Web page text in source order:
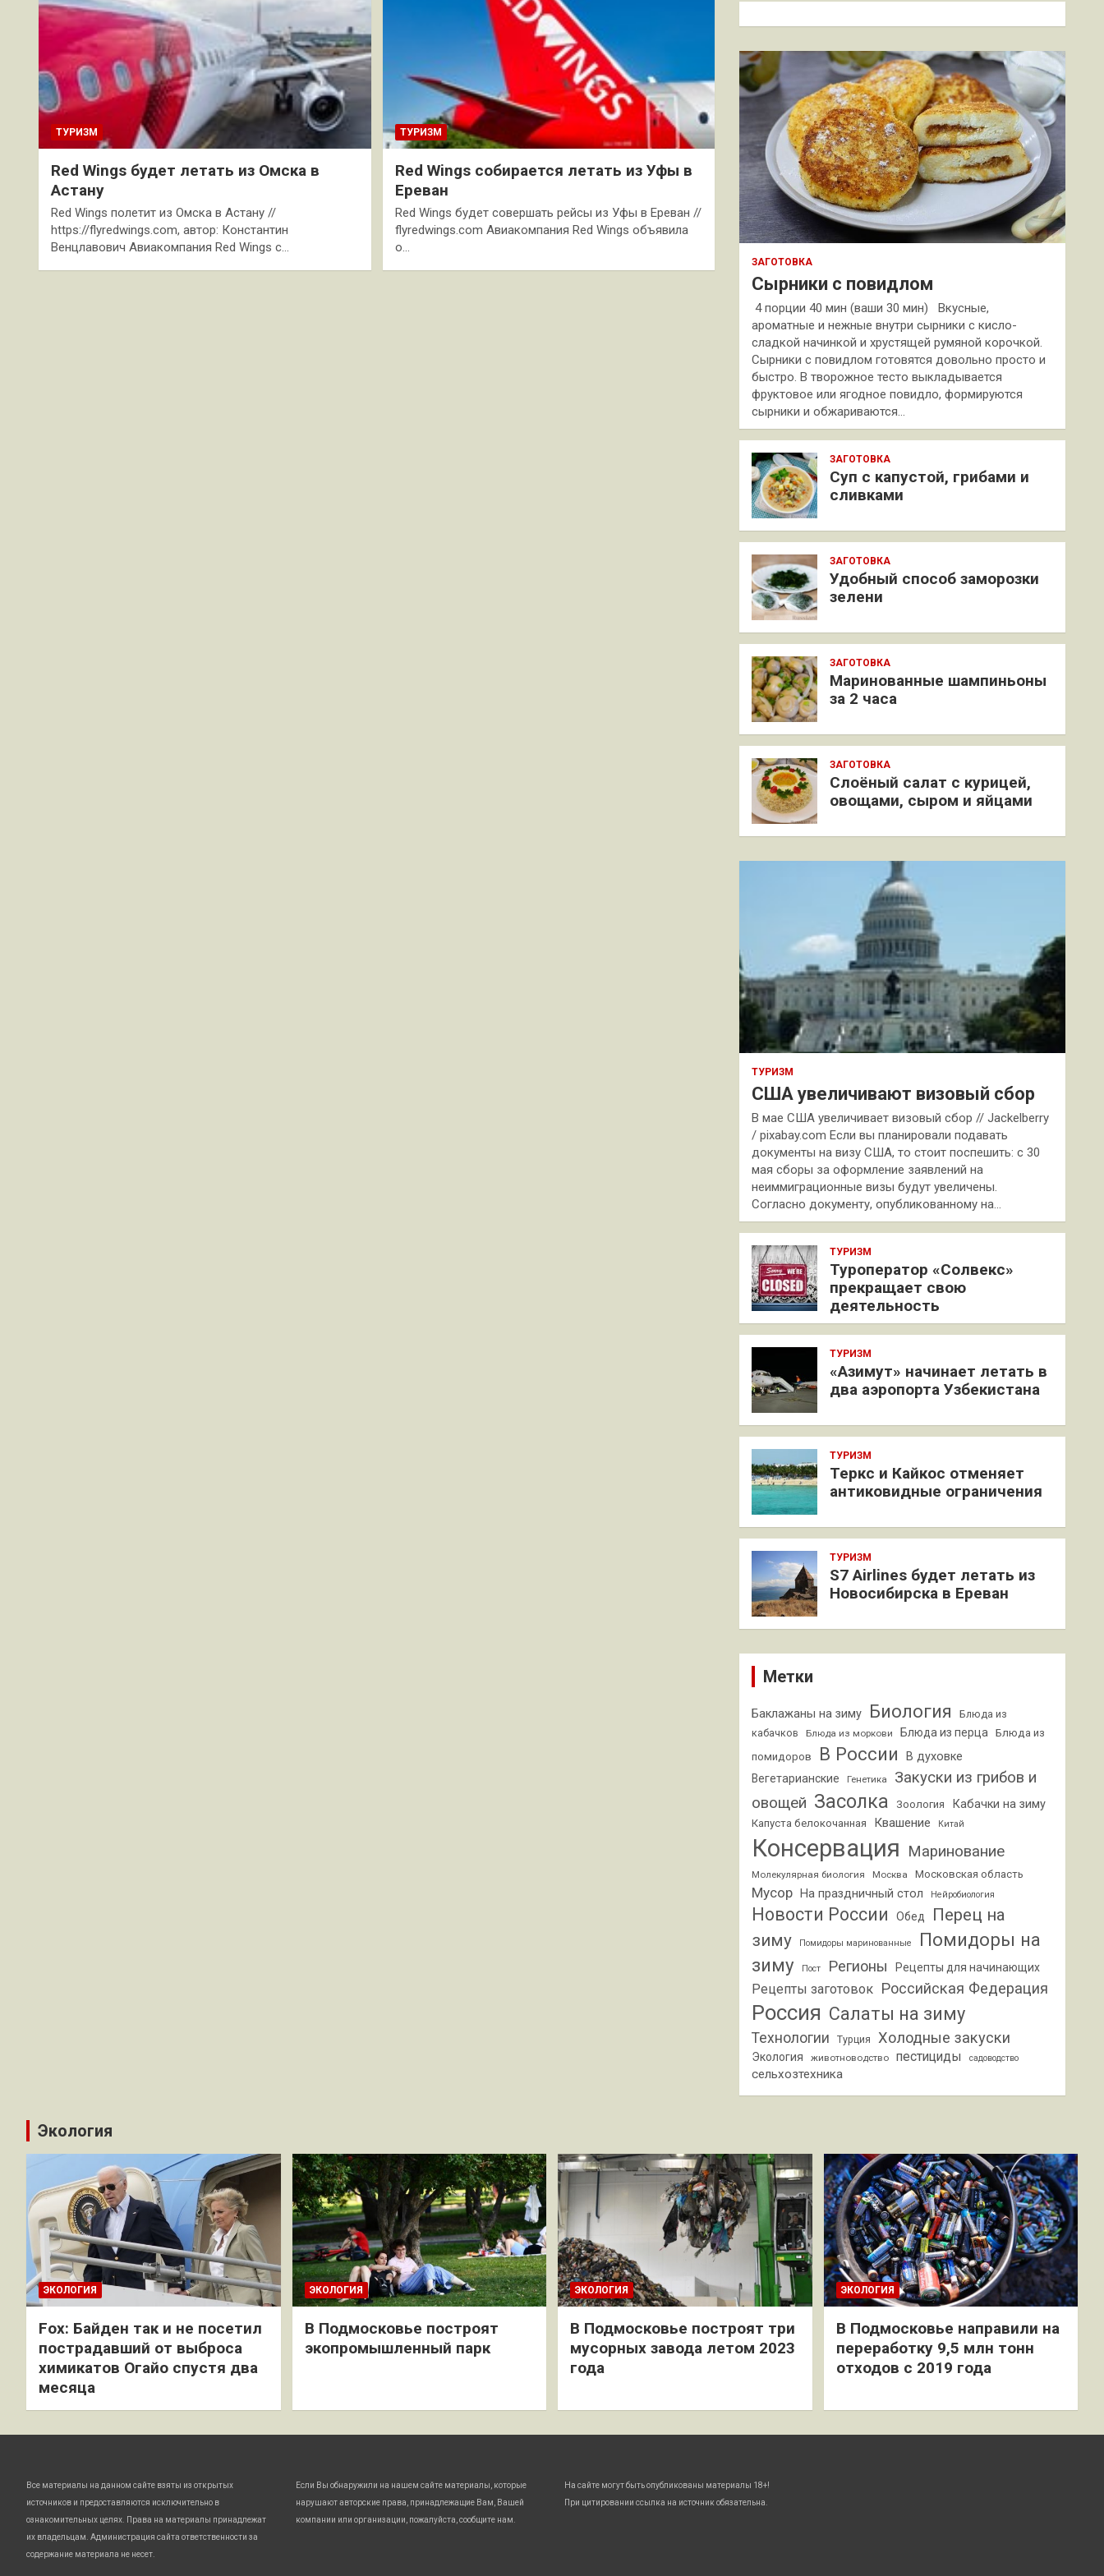
ТУРИЗМ
Red Wings будет летать из Омска в
Астану
Red Wings полетит из Омска в Астану //
https://flyredwings.com, автор: Константин
Венцлавович Авиакомпания Red Wings с…
ТУРИЗМ
Red Wings собирается летать из Уфы в
Ереван
Red Wings будет совершать рейсы из Уфы в Ереван //
flyredwings.com Авиакомпания Red Wings объявила
о…
к
ЗАГОТОВКА
Сырники с повидлом
4 порции 40 мин (ваши 30 мин) Вкусные,
ароматные и нежные внутри сырники с кисло-
сладкой начинкой и хрустящей румяной корочкой.
Сырники с повидлом готовятся довольно просто и
быстро. В творожное тесто выкладывается
фруктовое или ягодное повидло, формируются
сырники и обжариваются…
ЗАГОТОВКА
Суп с капустой, грибами и
сливками
ЗАГОТОВКА
Удобный способ заморозки
зелени
ЗАГОТОВКА
Маринованные шампиньоны
за 2 часа
ЗАГОТОВКА
Слоёный салат с курицей,
овощами, сыром и яйцами
ТУРИЗМ
США увеличивают визовый сбор
В мае США увеличивает визовый сбор // Jackelberry
/ pixabay.com Если вы планировали подавать
документы на визу США, то стоит поспешить: с 30
мая сборы за оформление заявлений на
неиммиграционные визы будут увеличены.
Согласно документу, опубликованному на…
ТУРИЗМ
Туроператор «Солвекс»
прекращает свою
деятельность
ТУРИЗМ
«Азимут» начинает летать в
два аэропорта Узбекистана
ТУРИЗМ
Теркс и Кайкос отменяет
антиковидные ограничения
ТУРИЗМ
S7 Airlines будет летать из
Новосибирска в Ереван
Метки
Баклажаны на зиму Биология
Блюда из
кабачков
Блюда из моркови Блюда из перца
Блюда из
помидоров
В России В духовке
Вегетарианские Генетика
Закуски из грибов и
овощей Засолка Зоология Кабачки на зиму
Капуста белокочанная Квашение Китай
Консервация Маринование
Молекулярная биология Москва Московская область
Мусор На праздничный стол Нейробиология
Новости России Обед
Перец на
зиму
Помидоры маринованные
Помидоры на
зиму
Пост Регионы Рецепты для начинающих
Рецепты заготовок Российская Федерация
Россия Салаты на зиму
Технологии Турция Холодные закуски
Экология животноводство пестициды садоводство
сельхозтехника
Экология
ЭКОЛОГИЯ
Fox: Байден так и не посетил
пострадавший от выброса
химикатов Огайо спустя два
месяца
ЭКОЛОГИЯ
В Подмосковье построят
экопромышленный парк
ЭКОЛОГИЯ
В Подмосковье построят три
мусорных завода летом 2023
года
ЭКОЛОГИЯ
В Подмосковье направили на
переработку 9,5 млн тонн
отходов с 2019 года
Все материалы на данном сайте взяты из открытых
источников и предоставляются исключительно в
ознакомительных целях. Права на материалы принадлежат
их владельцам. Администрация сайта ответственности за
содержание материала не несет.
Если Вы обнаружили на нашем сайте материалы, которые
нарушают авторские права, принадлежащие Вам, Вашей
компании или организации, пожалуйста, сообщите нам.
На сайте могут быть опубликованы материалы 18+!
При цитировании ссылка на источник обязательна.